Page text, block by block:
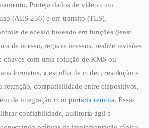
Proteja dados de vídeo com
(AES-256) e em trânsito (TLS),
de acesso baseado em funções (least
de acesso, registre acessos, realize revisões
chaves com uma solução de KMS ou
formatos, a escolha de codec, resolução e
retenção, compatibilidade entre dispositivos,
da integração com portaria remota. Essas
confiabilidade, auditoria ágil e